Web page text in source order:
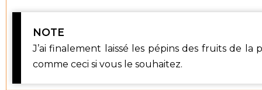
NOTE
J’ai finalement laissé les pépins des fruits de la
comme ceci si vous le souhaitez.